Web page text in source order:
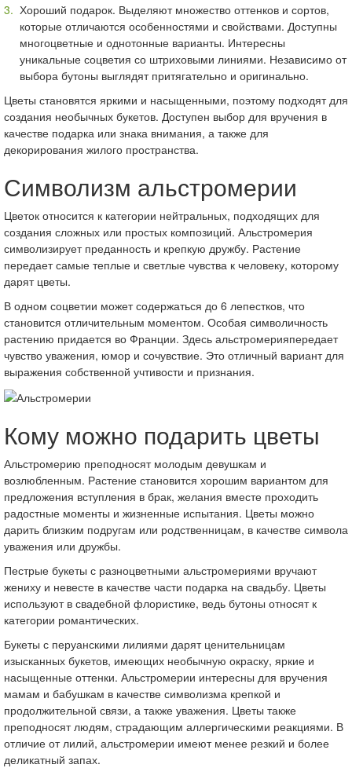
Хороший подарок. Выделяют множество оттенков и сортов,
которые отличаются особенностями и свойствами. Доступны
многоцветные и однотонные варианты. Интересны
уникальные соцветия со штриховыми линиями. Независимо от
выбора бутоны выглядят притягательно и оригинально.
Цветы становятся яркими и насыщенными, поэтому подходят для
создания необычных букетов. Доступен выбор для вручения в
качестве подарка или знака внимания, а также для
декорирования жилого пространства.
Символизм альстромерии
Цветок относится к категории нейтральных, подходящих для
создания сложных или простых композиций. Альстромерия
символизирует преданность и крепкую дружбу. Растение
передает самые теплые и светлые чувства к человеку, которому
дарят цветы.
В одном соцветии может содержаться до 6 лепестков, что
становится отличительным моментом. Особая символичность
растению придается во Франции. Здесь альстромерияпередает
чувство уважения, юмор и сочувствие. Это отличный вариант для
выражения собственной учтивости и признания.
Кому можно подарить цветы
Альстромерию преподносят молодым девушкам и
возлюбленным. Растение становится хорошим вариантом для
предложения вступления в брак, желания вместе проходить
радостные моменты и жизненные испытания. Цветы можно
дарить близким подругам или родственницам, в качестве символа
уважения или дружбы.
Пестрые букеты с разноцветными альстромериями вручают
жениху и невесте в качестве части подарка на свадьбу. Цветы
используют в свадебной флористике, ведь бутоны относят к
категории романтических.
Букеты с перуанскими лилиями дарят ценительницам
изысканных букетов, имеющих необычную окраску, яркие и
насыщенные оттенки. Альстромерии интересны для вручения
мамам и бабушкам в качестве символизма крепкой и
продолжительной связи, а также уважения. Цветы также
преподносят людям, страдающим аллергическими реакциями. В
отличие от лилий, альстромерии имеют менее резкий и более
деликатный запах.